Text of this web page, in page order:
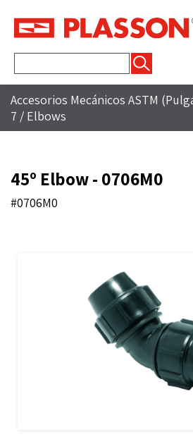
Accesorios Mecánicos ASTM
7 / Elbows
45º Elbow - 0706M0
#0706M0